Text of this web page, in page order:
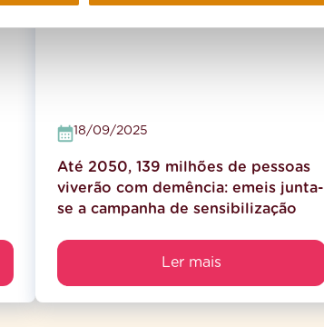
18/09/2025
Até 2050, 139 milhões de pessoas
viverão com demência: emeis junta-
se a campanha de sensibilização
Ler mais